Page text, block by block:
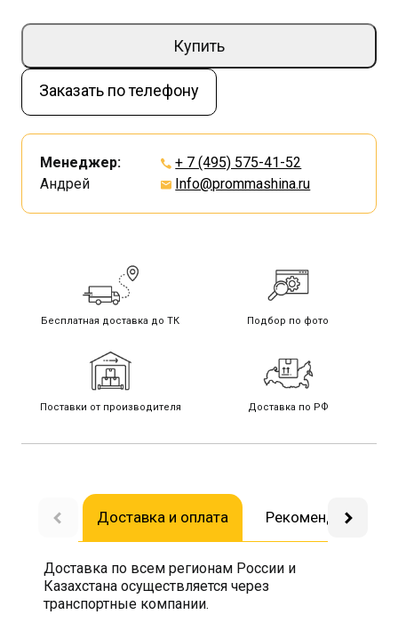
Купить
Заказать по телефону
Менеджер:
Андрей
+ 7 (495) 575-41-52
Info@prommashina.ru
Бесплатная доставка до ТК Подбор по фото
Поставки от производителя Доставка по РФ
Доставка и оплата Рекомендуемые
Доставка по всем регионам России и
Казахстана осуществляется через
транспортные компании.